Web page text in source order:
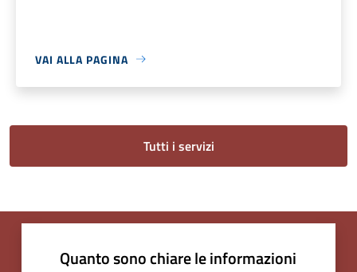
VAI ALLA PAGINA
Tutti i servizi
Quanto sono chiare le informazioni